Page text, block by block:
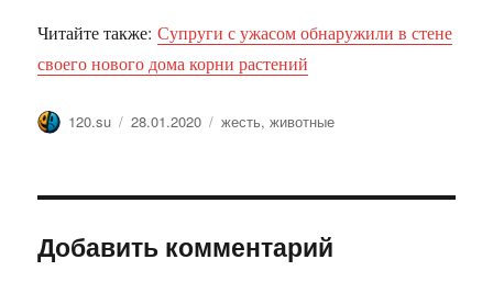
Читайте также:Супруги с ужасом обнаружили в стене
своего нового дома корни растений
Автор
120.su Опубликовано
28.01.2020 Метки
жесть,животные
Добавить комментарий